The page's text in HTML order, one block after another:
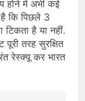
होने में अभी कई
कि पिछले 3
है या नहीं.
तरह सुरक्षित
रेस्क्यू कर भारत